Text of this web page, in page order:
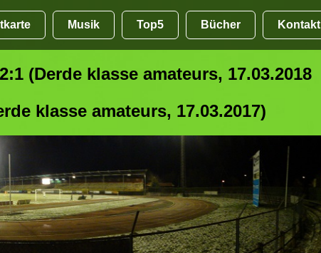
Musik Top5 Bücher Kontakt
(Derde klasse amateurs, 17.03.2018
klasse amateurs, 17.03.2017)